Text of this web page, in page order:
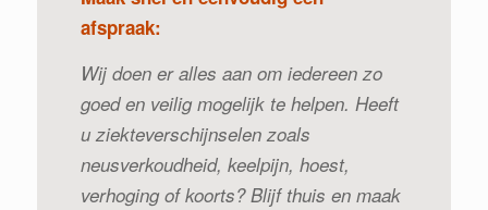
afspraak:
Wij doen er alles aan om iedereen zo
goed en veilig mogelijk te helpen. Heeft
u ziekteverschijnselen zoals
neusverkoudheid, keelpijn, hoest,
verhoging of koorts? Blijf thuis en maak